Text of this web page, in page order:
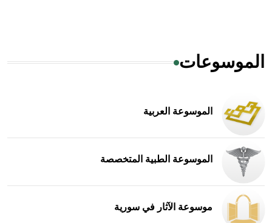
الموسوعات
الموسوعة العربية
الموسوعة الطبية المتخصصة
موسوعة الآثار في سورية